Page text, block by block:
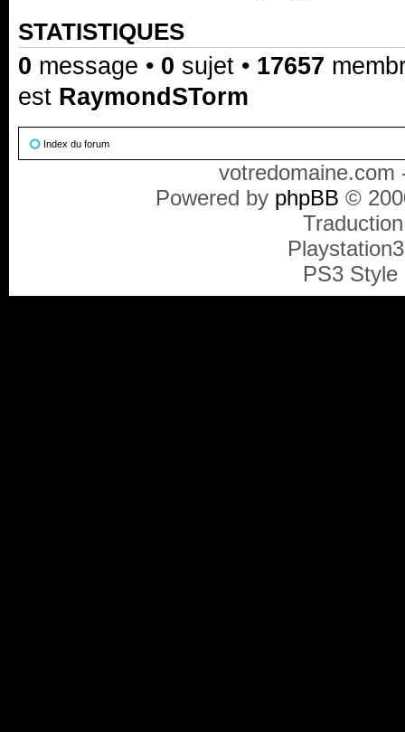
STATISTIQUES
0 message • 0 sujet • 17657
est RaymondSTorm
Index du forum
votredomaine.com
Powered by phpBB ©
PS3